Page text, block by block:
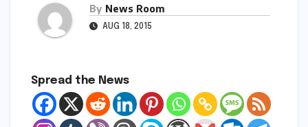
By News Room
AUG 18, 2015
Spread the News